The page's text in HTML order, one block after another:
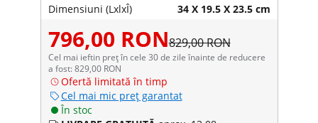
Dimensiuni (LxlxÎ) 34 X 19.5 X 23.5 cm
796,00 RON829,00 RON
Cel mai ieftin preț în cele 30 de zile înainte de reducere
a fost: 829,00 RON
Ofertă limitată în timp
Cel mai mic preț garantat
În stoc